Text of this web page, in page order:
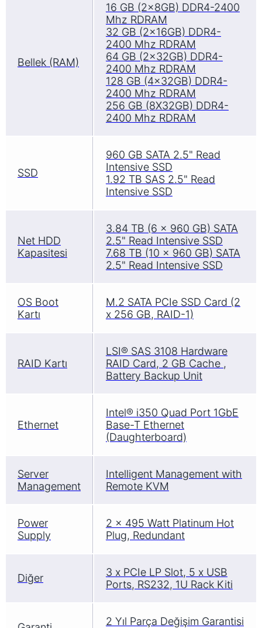
Bellek (RAM)
16 GB (2x8GB) DDR4-2400
Mhz RDRAM
32 GB (2x16GB) DDR4-
2400 Mhz RDRAM
64 GB (2x32GB) DDR4-
2400 Mhz RDRAM
128 GB (4x32GB) DDR4-
2400 Mhz RDRAM
256 GB (8X32GB) DDR4-
2400 Mhz RDRAM
SSD
960 GB SATA 2.5" Read
Intensive SSD
1.92 TB SAS 2.5" Read
Intensive SSD
Net HDD
Kapasitesi
3.84 TB (6 x 960 GB) SATA
2.5" Read Intensive SSD
7.68 TB (10 x 960 GB) SATA
2.5" Read Intensive SSD
OS Boot
Kartı
M.2 SATA PCIe SSD Card (2
x 256 GB, RAID-1)
RAID Kartı
LSI® SAS 3108 Hardware
RAID Card, 2 GB Cache ,
Battery Backup Unit
Ethernet
Intel® i350 Quad Port 1GbE
Base-T Ethernet
(Daughterboard)
Server
Management
Intelligent Management with
Remote KVM
Power
Supply
2 x 495 Watt Platinum Hot
Plug, Redundant
Diğer
3 x PCIe LP Slot, 5 x USB
Ports, RS232, 1U Rack Kiti
2 Yıl Parça Değişim Garantisi